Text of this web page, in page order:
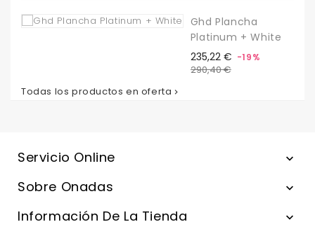
Ghd Plancha
Platinum + White
Precio
235,22 € -19%
290,40 €
Todas los productos en oferta 
Servicio Online 
Sobre Onadas 
Información De La Tienda 